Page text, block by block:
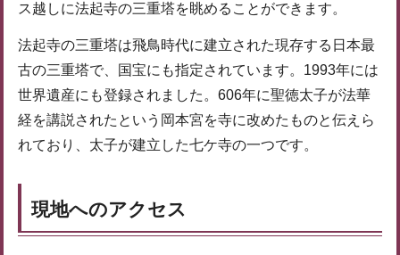
ス越しに法起寺の三重塔を眺めることができます。
法起寺の三重塔は飛鳥時代に建立された現存する日本最
古の三重塔で、国宝にも指定されています。1993年には
世界遺産にも登録されました。606年に聖徳太子が法華
経を講説されたという岡本宮を寺に改めたものと伝えら
れており、太子が建立した七ケ寺の一つです。
現地へのアクセス